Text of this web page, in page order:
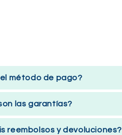
el método de pago?
las garantías?
reembolsos y devoluciones?